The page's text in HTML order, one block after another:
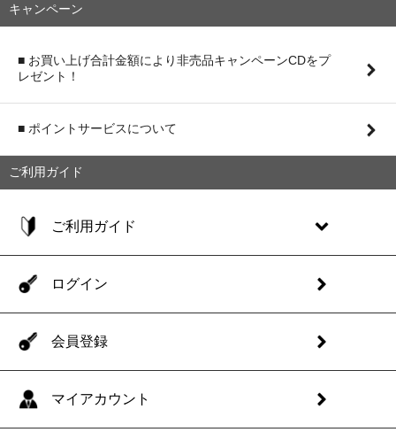
キャンペーン
■ お買い上げ合計金額により非売品キャンペーンCDをプ
レゼント！
■ ポイントサービスについて
ご利用ガイド
ご利用ガイド
ログイン
会員登録
マイアカウント